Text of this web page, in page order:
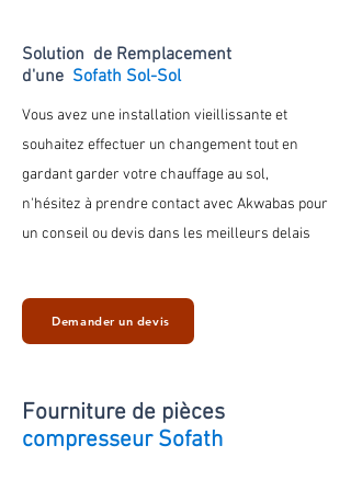
Solution de Remplacement
d'une Sofath Sol-Sol
Vous avez une installation vieillissante et
souhaitez effectuer un changement tout en
gardantgarder votre chauffage au sol,
n'hésitez à prendre contact avec Akwabas pour
un conseil ou devis dans les meilleurs delais
Demander un devis
Fourniture de pièces
compresseur Sofath